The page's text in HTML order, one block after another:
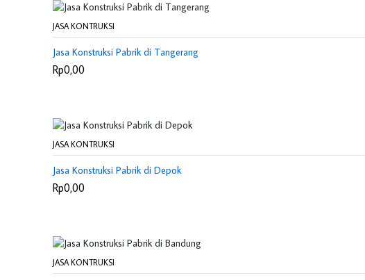
JASA KONTRUKSI
Jasa Konstruksi Pabrik di Tangerang
Rp0,00
JASA KONTRUKSI
Jasa Konstruksi Pabrik di Depok
Rp0,00
JASA KONTRUKSI